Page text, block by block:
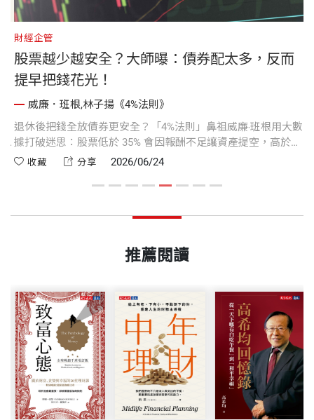
財經企管
股票越少越安全？大師曝：債券配太多，反而
提早把錢花光！
威廉．班根,林子揚《4%法則》
退休後把錢全放債券更安全？「4%法則」鼻祖威廉‧班根用大數
據打破迷思：股票低於 35% 會因報酬不足讓資產提空，高於
75% 則易被熊市摧毀，而 60% 的股票配置正是攻守兼備的黃金
股與國際股市，不僅能降低波動，還能將安全提領率從 4.2% 提
收藏 分享 2026/06/24
推薦閱讀